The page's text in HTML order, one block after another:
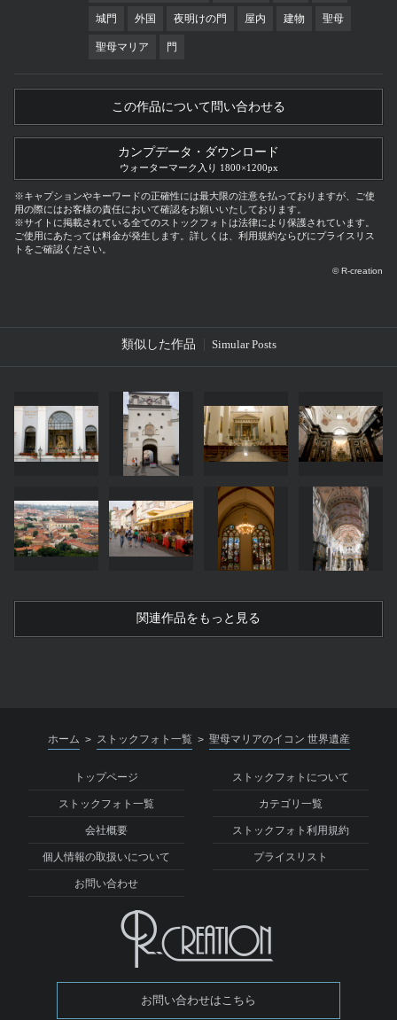
城門 外国 夜明けの門 屋内 建物 聖母
聖母マリア 門
この作品について問い合わせる
カンプデータ・ダウンロード
ウォーターマーク入り 1800×1200px
※キャプションやキーワードの正確性には最大限の注意を払っておりますが、ご使
用の際にはお客様の責任において確認をお願いいたしております。
※サイトに掲載されている全てのストックフォトは法律により保護されています。
ご使用にあたっては料金が発生します。詳しくは、利用規約ならびにプライスリス
トをご確認ください。
© R-creation
類似した作品 Simular Posts
関連作品をもっと見る
ホーム > ストックフォト一覧 > 聖母マリアのイコン 世界遺産
トップページ ストックフォトについて
ストックフォト一覧 カテゴリ一覧
会社概要 ストックフォト利用規約
個人情報の取扱いについて プライスリスト
お問い合わせ
お問い合わせはこちら